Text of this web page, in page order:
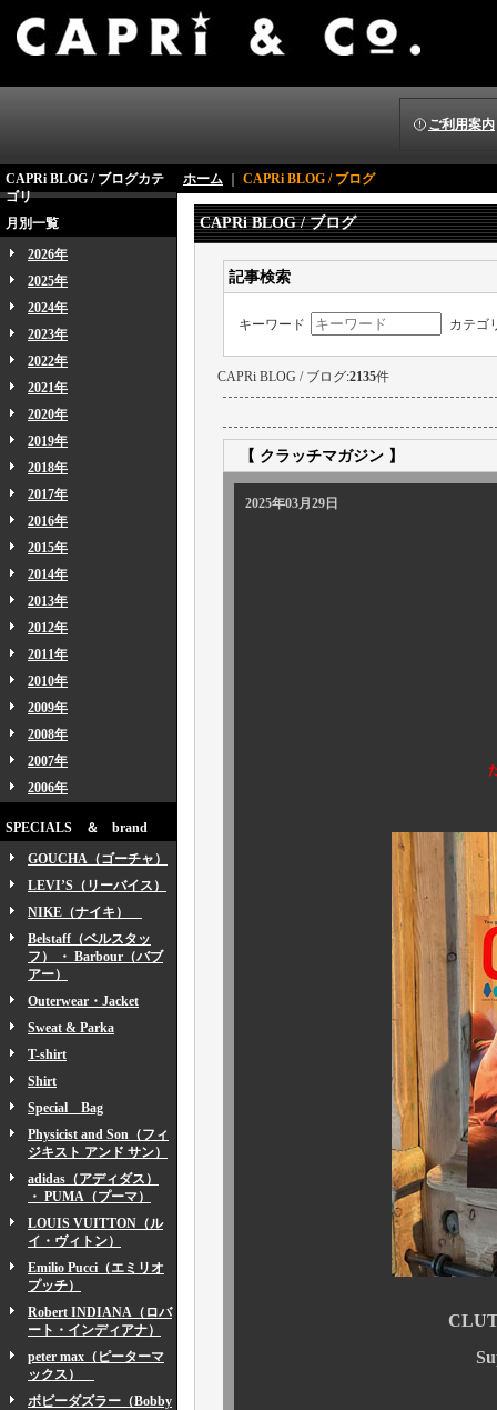
ご利用案内
CAPRi BLOG / ブログカテ
ゴリ
月別一覧
2026年
2025年
2024年
2023年
2022年
2021年
2020年
2019年
2018年
2017年
2016年
2015年
2014年
2013年
2012年
2011年
2010年
2009年
2008年
2007年
2006年
SPECIALS ＆ brand
GOUCHA（ゴーチャ）
LEVI’S（リーバイス）
NIKE（ナイキ）
Belstaff（ベルスタッ
フ） ・ Barbour（バブ
アー）
Outerwear・Jacket
Sweat & Parka
T-shirt
Shirt
Special Bag
Physicist and Son（フィ
ジキスト アンド サン）
adidas（アディダス）
・ PUMA（プーマ）
LOUIS VUITTON（ル
イ・ヴィトン）
Emilio Pucci（エミリオ
プッチ）
Robert INDIANA（ロバ
ート・インディアナ）
peter max（ピーターマ
ックス）
ボビーダズラー（Bobby
ホーム CAPRi BLOG / ブログ
CAPRi BLOG / ブログ
記事検索
キーワード カテゴ
CAPRi BLOG / ブログ:2135件
【 クラッチマガジン 】
2025年03月29日
Super